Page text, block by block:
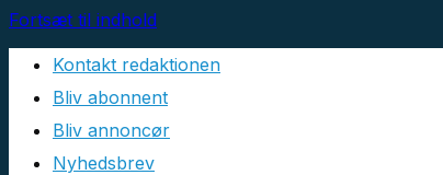
Fortsæt til indhold
Kontakt redaktionen
Bliv abonnent
Bliv annoncør
Nyhedsbrev